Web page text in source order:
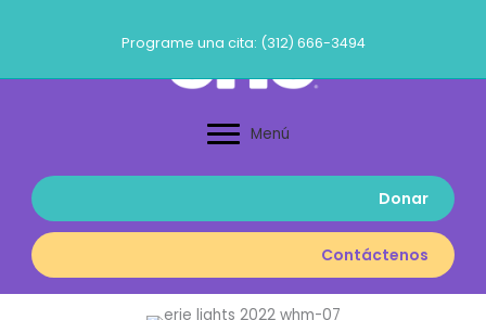
Programe una cita: (312) 666-3494
Menú
Donar
Contáctenos